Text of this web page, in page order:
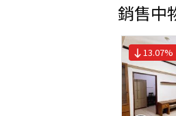
銷售中
13.07%